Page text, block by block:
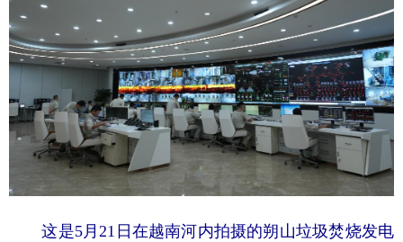
这是5月21日在越南河内拍摄的朔山垃圾焚烧发电